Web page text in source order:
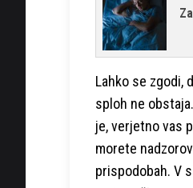
Lahko se zgodi,
sploh ne
je, verjetno vas
morete
prispodobah. V